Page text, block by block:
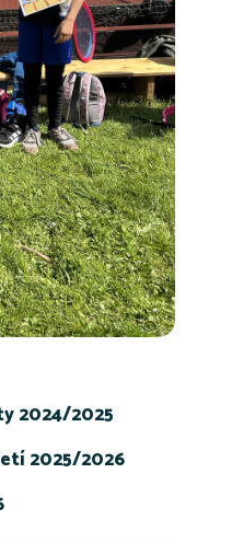
2024/2025
2025/2026